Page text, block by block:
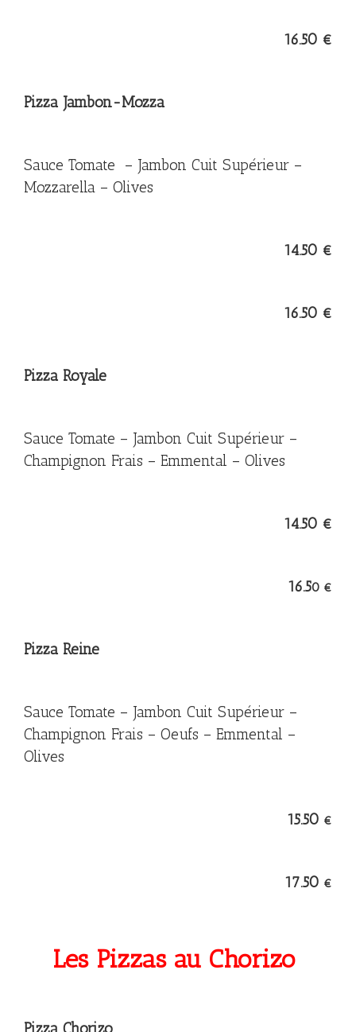
16.50 €
Pizza Jambon-Mozza
Sauce Tomate – Jambon Cuit Supérieur –
Mozzarella – Olives
14.50 €
16.50 €
Pizza Royale
Sauce Tomate – Jambon Cuit Supérieur –
Champignon Frais – Emmental – Olives
14.50 €
16.50 €
Pizza Reine
Sauce Tomate – Jambon Cuit Supérieur –
Champignon Frais – Oeufs – Emmental –
Olives
15.50 €
17.50 €
Les Pizzas au Chorizo
Pizza Chorizo